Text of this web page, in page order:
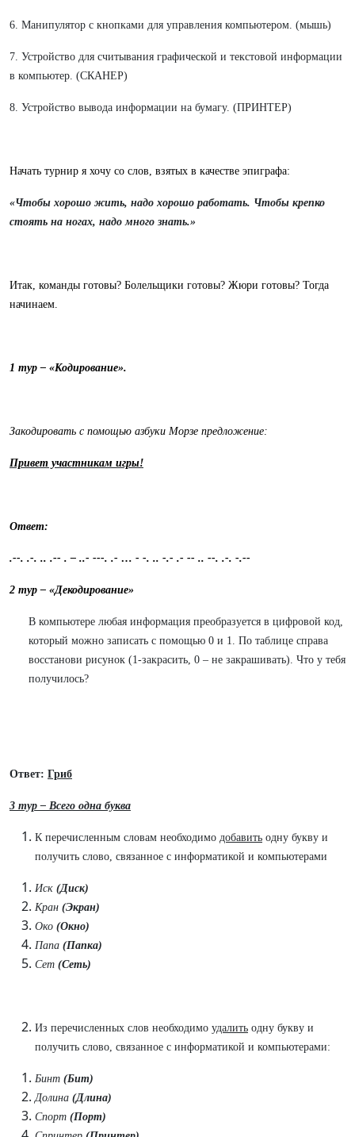
6. Манипулятор с кнопками для управления компьютером. (мышь)
7. Устройство для считывания графической и текстовой информации
в компьютер. (СКАНЕР)
8. Устройство вывода информации на бумагу. (ПРИНТЕР)
Начать турнир я хочу со слов, взятых в качестве эпиграфа:
«Чтобы хорошо жить, надо хорошо работать. Чтобы крепко
стоять на ногах, надо много знать.»
Итак, команды готовы? Болельщики готовы? Жюри готовы? Тогда
начинаем.
1 тур – «Кодирование».
Закодировать с помощью азбуки Морзе предложение:
Привет участникам игры!
Ответ:
.--. .-. .. .-- . – ..- ---. .- … - -. .. -.- .- -- .. --. .-. -.--
2 тур – «Декодирование»
В компьютере любая информация преобразуется в цифровой код,
который можно записать с помощью 0 и 1. По таблице справа
восстанови рисунок (1-закрасить, 0 – не закрашивать). Что у тебя
получилось?
Ответ: Гриб
3 тур – Всего одна буква
К перечисленным словам необходимо добавить одну букву и
получить слово, связанное с информатикой и компьютерами
Иск (Диск)
Кран (Экран)
Око (Окно)
Папа (Папка)
Сет (Сеть)
Из перечисленных слов необходимо удалить одну букву и
получить слово, связанное с информатикой и компьютерами:
Бинт (Бит)
Долина (Длина)
Спорт (Порт)